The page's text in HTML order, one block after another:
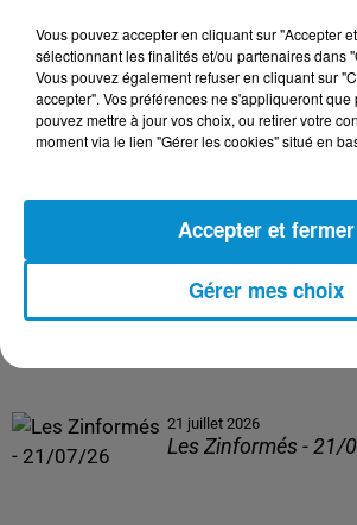
23 juillet 2026
Les Zinformés - 23/
22 juillet 2026
Les Zinformés - 22/
21 juillet 2026
Les Zinformés - 21/
Vous pouvez accepter en cliquant sur "Accepter
sélectionnant les finalités et/ou partenaires dans
Vous pouvez également refuser en cliquant sur
accepter". Vos préférences ne s'appliqueront que
pouvez mettre à jour vos choix, ou retirer votre
moment via le lien "Gérer les cookies" situé en
Gérer mes choix
Accepter et fermer